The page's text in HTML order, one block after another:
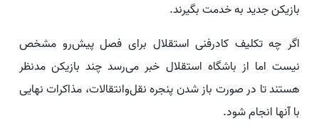
بازیکن جدید به خدمت بگیرند.
اگر چه تکلیف کادرفنی استقلال برای فصل پیش‌رو مشخص
نیست اما از باشگاه استقلال خبر می‌رسد چند بازیکن مدنظر
هستند تا در صورت باز شدن پنجره نقل‌وانتقالات، مذاکرات نهایی
با آنها انجام شود.